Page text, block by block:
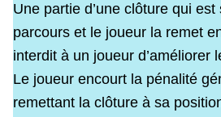
Une partie d’une clôture qui
parcours et le joueur la remet
interdit à un joueur
Le joueur encourt la pénalité
remettant la clôture à sa